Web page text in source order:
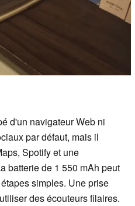
d'un navigateur Web ni
par défaut, mais il
Spotify et une
batterie de 1 550 mAh peut
simples. Une prise
des écouteurs filaires.